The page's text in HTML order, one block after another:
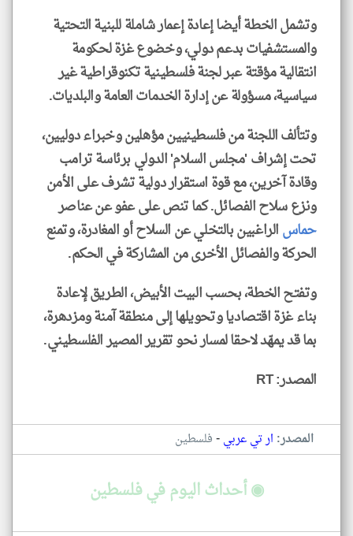
وتشمل الخطة أيضا إعادة إعمار شاملة للبنية التحتية
والمستشفيات بدعم دولي، وخضوع غزة لحكومة
انتقالية مؤقتة عبر لجنة فلسطينية تكنوقراطية غير
سياسية، مسؤولة عن إدارة الخدمات العامة والبلديات.
وتتألف اللجنة من فلسطينيين مؤهلين وخبراء دوليين،
تحت إشراف 'مجلس السلام' الدولي برئاسة ترامب
وقادة آخرين، مع قوة استقرار دولية تشرف على الأمن
ونزع سلاح الفصائل. كما تنص على عفو عن عناصر
حماسالراغبين بالتخلي عن السلاح أو المغادرة، وتمنع
الحركة والفصائل الأخرى من المشاركة في الحكم.
وتفتح الخطة، بحسب البيت الأبيض، الطريق لإعادة
بناء غزة اقتصاديا وتحويلها إلى منطقة آمنة ومزدهرة،
بما قد يمهّد لاحقا لمسار نحو تقرير المصير الفلسطيني.
المصدر: RT
المصدر: ار تي عربي-فلسطين
◉ أحداث اليوم في فلسطين